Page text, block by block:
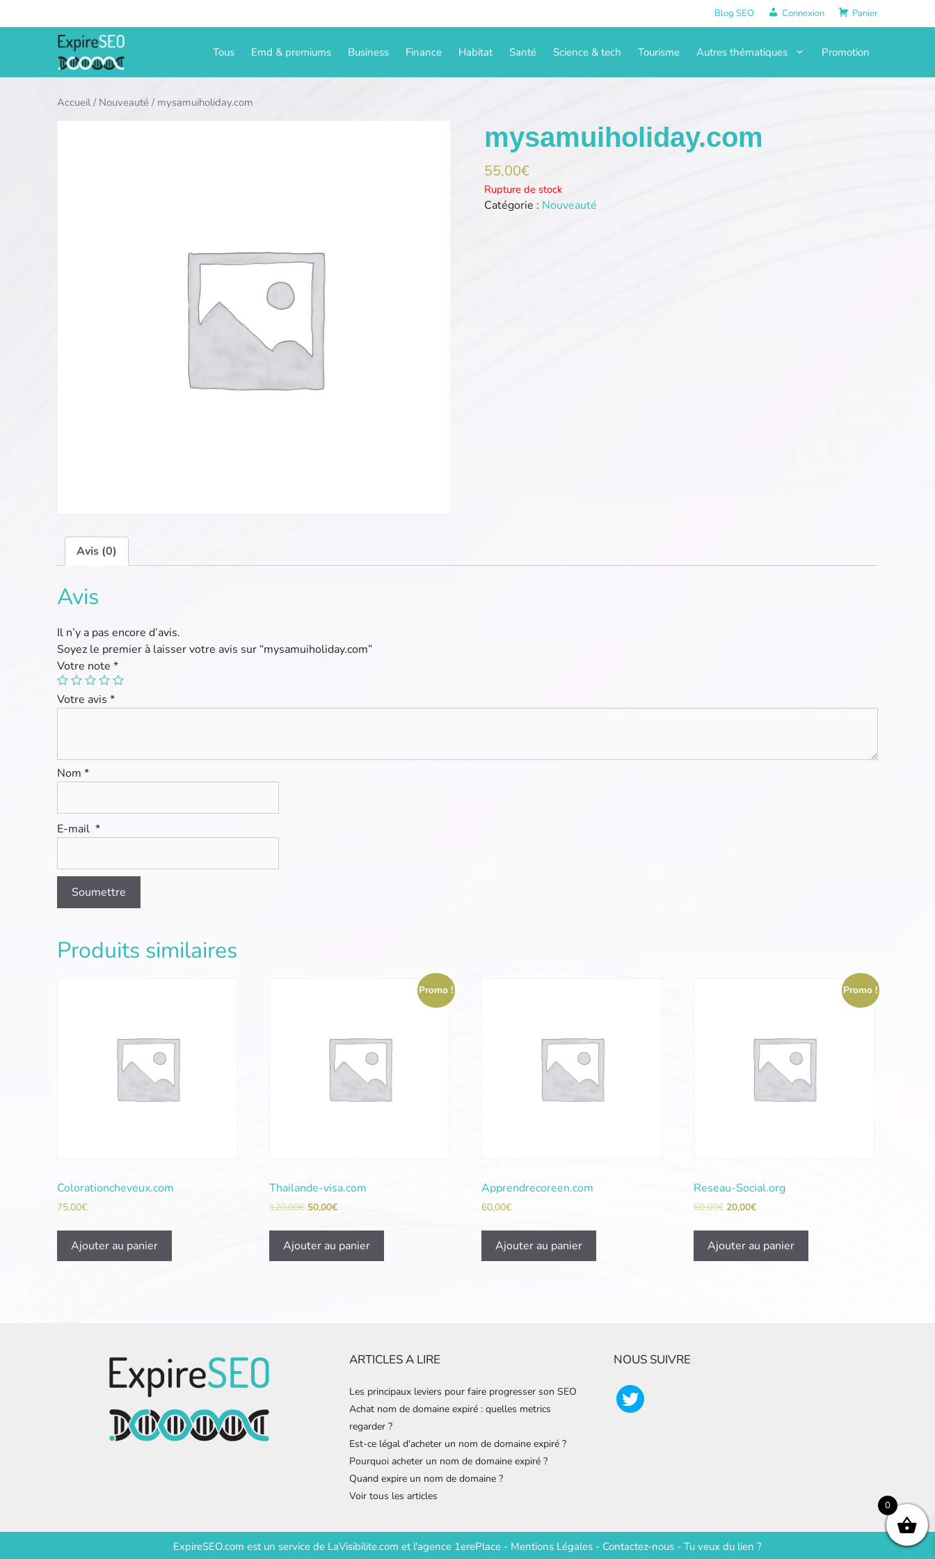
au
Blog SEO Connexion Panier
Tous Emd & premiums Business Finance Habitat Santé Science & tech Tourisme Autres thématiques Promotion
Accueil/ Nouveauté / mysamuiholiday.com
mysamuiholiday.com
55,00€
Rupture de stock
Catégorie : Nouveauté
Avis (0)
Avis
Il n’y a pas encore d’avis.
Soyez le premier à laisser votre avis sur “mysamuiholiday.com”
Votre note *
Votre avis *
Nom *
E-mail *
Produits similaires
Colorationcheveux.com
75,00€
Ajouter au panier
Promo !
Thailande-visa.com
120,00€ 50,00€
Ajouter au panier
Apprendrecoreen.com
60,00€
Ajouter au panier
Promo !
Reseau-Social.org
60,00€ 20,00€
Ajouter au panier
ARTICLES A LIRE
Les principaux leviers pour faire progresser son SEO
Achat nom de domaine expiré : quelles metrics
regarder ?
Est-ce légal d'acheter un nom de domaine expiré ?
Pourquoi acheter un nom de domaine expiré ?
Quand expire un nom de domaine ?
Voir tous les articles
NOUS SUIVRE
ExpireSEO.com est un service de LaVisibilite.com etl'agence 1erePlace - Mentions Légales - Contactez-nous - Tu veux du lien ?
0